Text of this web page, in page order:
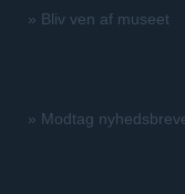
» Bliv ven af museet
» Modtag